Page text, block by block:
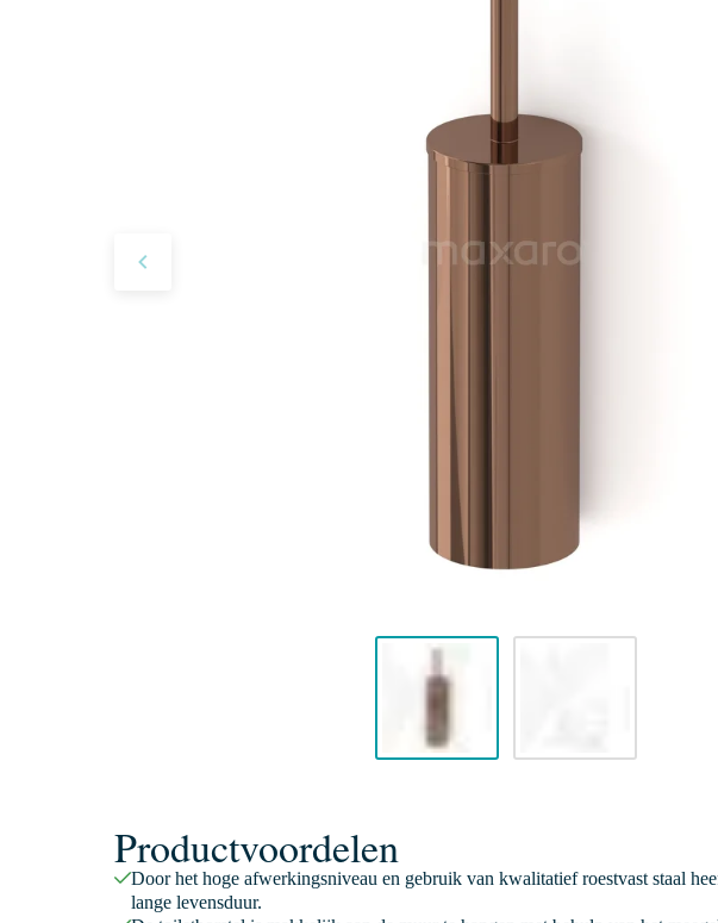
Productvoordelen
Door het hoge afwerkingsniveau en gebruik van kwalitatief roestvast staal
lange levensduur.